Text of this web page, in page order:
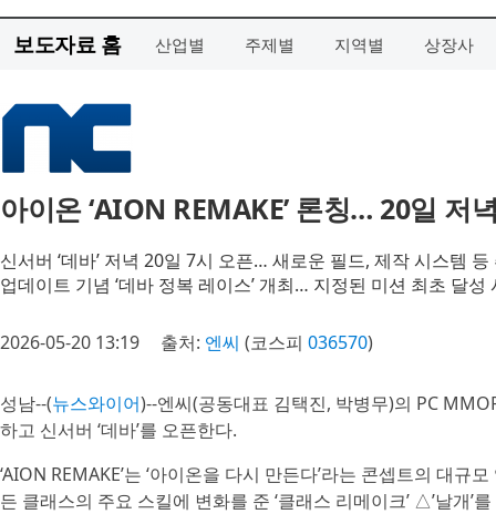
보도자료 홈 산업별 주제별 지역별 상장사
아이온 ‘AION REMAKE’ 론칭… 20일 저
신서버 ‘데바’ 저녁 20일 7시 오픈… 새로운 필드, 제작 시스템 등
업데이트 기념 ‘데바 정복 레이스’ 개최… 지정된 미션 최초 달성
2026-05-20 13:19 출처: 엔씨 (코스피 036570)
성남--(뉴스와이어)--엔씨(공동대표 김택진, 박병무)의 PC
하고 신서버 ‘데바’를 오픈한다.
‘AION REMAKE’는 ‘아이온을 다시 만든다’라는 콘셉트의 대
든 클래스의 주요 스킬에 변화를 준 ‘클래스 리메이크’ △’날